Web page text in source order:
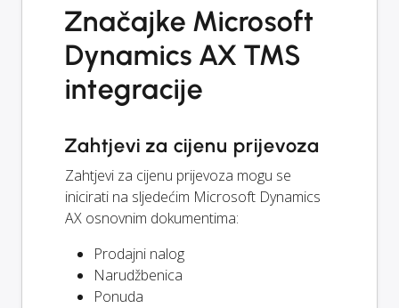
Značajke Microsoft
Dynamics AX TMS
integracije
Zahtjevi za cijenu prijevoza
Zahtjevi za cijenu prijevoza mogu se
inicirati na sljedećim Microsoft Dynamics
AX osnovnim dokumentima:
Prodajni nalog
Narudžbenica
Ponuda